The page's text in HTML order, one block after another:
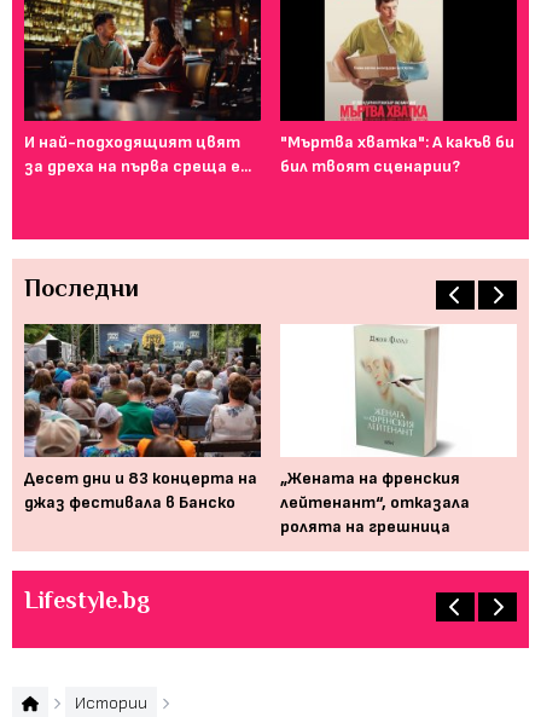
И най-подходящият цвят
за дреха на първа среща е...
"Мъртва хватка": А какъв би
бил твоят сценарии?
Последни
Десет дни и 83 концерта на
джаз фестивала в Банско
„Жената на френския
лейтенант“, отказала
ролята на грешница
Lifestyle.bg
Истории